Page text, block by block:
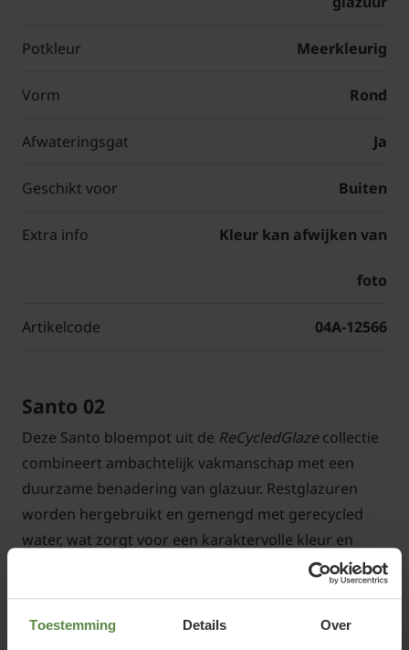
Toestemming Details Over
Potkleur Meerkleurig
Vorm Rond
Afwateringsgat Ja
Geschikt voor Buiten
Extra info Kleur kan afwijken van
foto
Artikelcode 04A-12566
Santo 02
Deze Santo bloempot uit de ReCycledGlazecollectie
combineert ambachtelijk vakmanschap met een
duurzame benadering van glazuur. Restglazuren
worden hergebruikt en gemengd met gerecycled
water, wat zorgt voor een karaktervolle kleur en
subtiele kleurnuances. Daardoor is iedere pot uniek
in uitstraling. De zacht afgeronde, bolle vorm zorgt
voor een vriendelijke en natuurlijke uitstraling.